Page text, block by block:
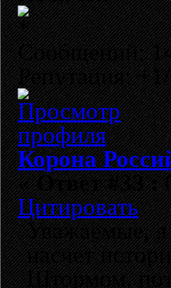
Сообщений:
Репутация:
Корона
«Ответ #33 :
Цитировать
Уважаемые, я
насчет
Штормом,